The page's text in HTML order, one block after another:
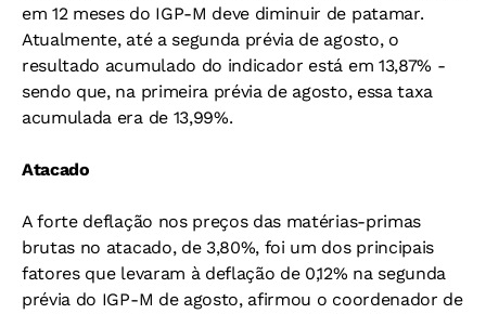
em 12 meses do IGP-M deve diminuir de patamar.
Atualmente, até a segunda prévia de agosto, o
resultado acumulado do indicador está em 13,87% -
sendo que, na primeira prévia de agosto, essa taxa
acumulada era de 13,99%.
Atacado
A forte deflação nos preços das matérias-primas
brutas no atacado, de 3,80%, foi um dos principais
fatores que levaram à deflação de 0,12% na segunda
prévia do IGP-M de agosto, afirmou o coordenador de